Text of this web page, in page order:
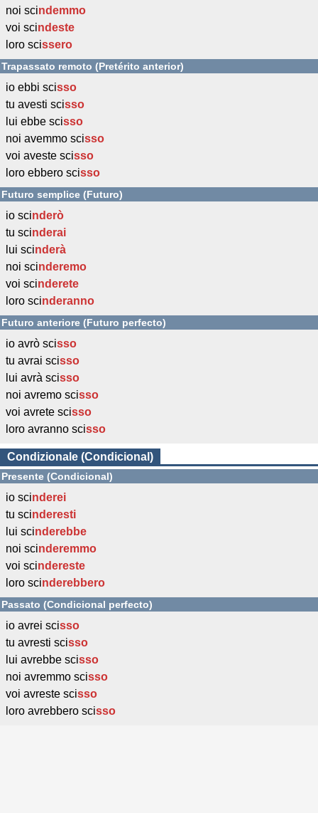
noi scindemmo
voi scindeste
loro scissero
Trapassato remoto (Pretérito anterior)
io ebbi scisso
tu avesti scisso
lui ebbe scisso
noi avemmo scisso
voi aveste scisso
loro ebbero scisso
Futuro semplice (Futuro)
io scinderò
tu scinderai
lui scinderà
noi scinderemo
voi scinderete
loro scinderanno
Futuro anteriore (Futuro perfecto)
io avrò scisso
tu avrai scisso
lui avrà scisso
noi avremo scisso
voi avrete scisso
loro avranno scisso
Condizionale (Condicional)
Presente (Condicional)
io scinderei
tu scinderesti
lui scinderebbe
noi scinderemmo
voi scindereste
loro scinderebbero
Passato (Condicional perfecto)
io avrei scisso
tu avresti scisso
lui avrebbe scisso
noi avremmo scisso
voi avreste scisso
loro avrebbero scisso